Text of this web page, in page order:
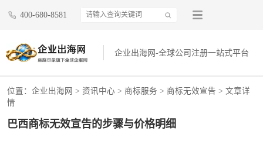
400-680-8581
企业出海网-全球公司注册一站式平台
位置： 企业出海网 > 资讯中心 > 商标服务 > 商标无效宣告 > 文章详
情
巴西商标无效宣告的步骤与价格明细